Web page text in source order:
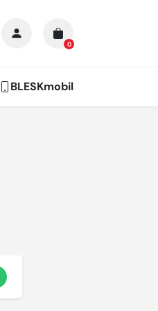
0
BLESKmobil